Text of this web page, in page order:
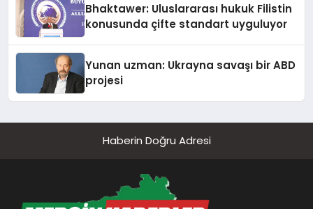
Bhaktawer: Uluslararası hukuk Filistin
konusunda çifte standart uyguluyor
Yunan uzman: Ukrayna savaşı bir ABD
projesi
Haberin Doğru Adresi